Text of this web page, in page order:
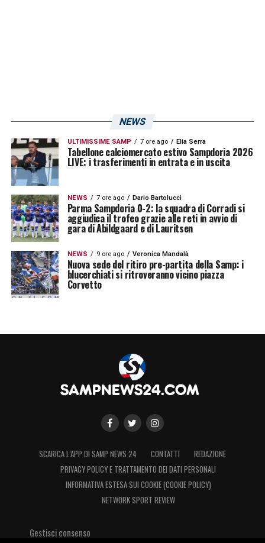
NEWS
ULTIMISSIME SAMP 7 ore ago Elia Serra
Tabellone calciomercato estivo Sampdoria 2026
LIVE: i trasferimenti in entrata e in uscita
NEWS 7 ore ago Dario Bartolucci
Parma Sampdoria 0-2: la squadra di Corradi si
aggiudica il trofeo grazie alle reti in avvio di
gara di Abildgaard e di Lauritsen
NEWS 9 ore ago Veronica Mandalà
Nuova sede del ritiro pre-partita della Samp: i
blucerchiati si ritroveranno vicino piazza
Corvetto
SCARICA L’APP DI SAMP NEWS 24 CONTATTI
REDAZIONE
PRIVACY POLICY E TRATTAMENTO DEI DATI PERSONALI
INFORMATIVA ESTESA SUI COOKIE (COOKIE POLICY)
NETWORK SPORT REVIEW
Gestisci consenso